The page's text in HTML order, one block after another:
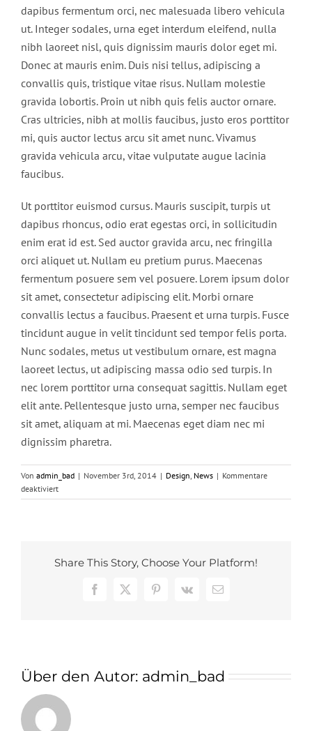
dapibus fermentum orci, nec malesuada libero vehicula
ut. Integer sodales, urna eget interdum eleifend, nulla
nibh laoreet nisl, quis dignissim mauris dolor eget mi.
Donec at mauris enim. Duis nisi tellus, adipiscing a
convallis quis, tristique vitae risus. Nullam molestie
gravida lobortis. Proin ut nibh quis felis auctor ornare.
Cras ultricies, nibh at mollis faucibus, justo eros porttitor
mi, quis auctor lectus arcu sit amet nunc. Vivamus
gravida vehicula arcu, vitae vulputate augue lacinia
faucibus.
Ut porttitor euismod cursus. Mauris suscipit, turpis ut
dapibus rhoncus, odio erat egestas orci, in sollicitudin
enim erat id est. Sed auctor gravida arcu, nec fringilla
orci aliquet ut. Nullam eu pretium purus. Maecenas
fermentum posuere sem vel posuere. Lorem ipsum dolor
sit amet, consectetur adipiscing elit. Morbi ornare
convallis lectus a faucibus. Praesent et urna turpis. Fusce
tincidunt augue in velit tincidunt sed tempor felis porta.
Nunc sodales, metus ut vestibulum ornare, est magna
laoreet lectus, ut adipiscing massa odio sed turpis. In
nec lorem porttitor urna consequat sagittis. Nullam eget
elit ante. Pellentesque justo urna, semper nec faucibus
sit amet, aliquam at mi. Maecenas eget diam nec mi
dignissim pharetra.
Von admin_bad | November 3rd, 2014 | Design News | Kommentare
deaktiviertfür
Nullam
Share This Story, Choose Your Platform!
Facebook
X Pinterest
Vk
E-
Über den Autor: admin_bad